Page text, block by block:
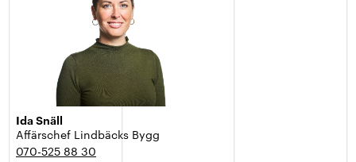
Ida Snäll
Affärschef Lindbäcks Bygg
070-525 88 30